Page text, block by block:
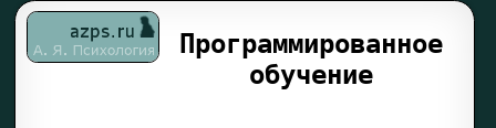
Программированное
обучение